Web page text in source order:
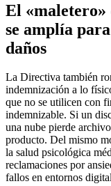
El «maletero»
se amplía
daños
La Directiva también
indemnización a lo
que no se utilicen con
indemnizable. Si un
una nube pierde
producto. Del mismo
la salud psicológica
reclamaciones por
fallos en entornos